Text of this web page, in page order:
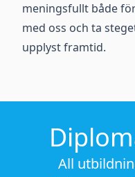
meningsfullt både
med oss och ta
upplyst framtid.
All